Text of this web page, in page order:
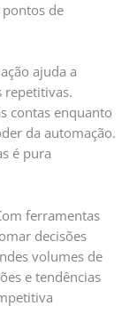
de
ajuda a
repetitivas.
contas enquanto
da automação.
é pura
ferramentas
decisões
volumes de
e tendências